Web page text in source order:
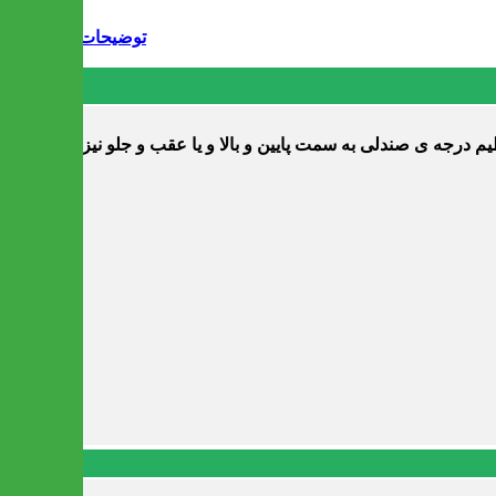
توضیحات
درجه ی صندلی به سمت پایین و بالا و یا عقب و جلو نیز در